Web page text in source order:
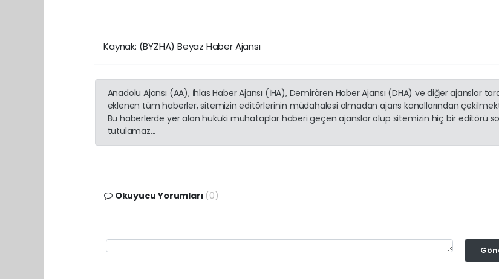
Kaynak: (BYZHA) Beyaz Haber Ajansı
Anadolu Ajansı (AA), İhlas Haber Ajansı (İHA), Demirören Haber Ajansı (DHA) ve diğer ajanslar
eklenen tüm haberler, sitemizin editörlerinin müdahalesi olmadan ajans kanallarından
Bu haberlerde yer alan hukuki muhataplar haberi geçen ajanslar olup sitemizin hiç bir editörü
tutulamaz...
Okuyucu Yorumları (0)